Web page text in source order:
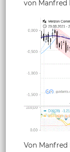
von Manfred
Von Manfred